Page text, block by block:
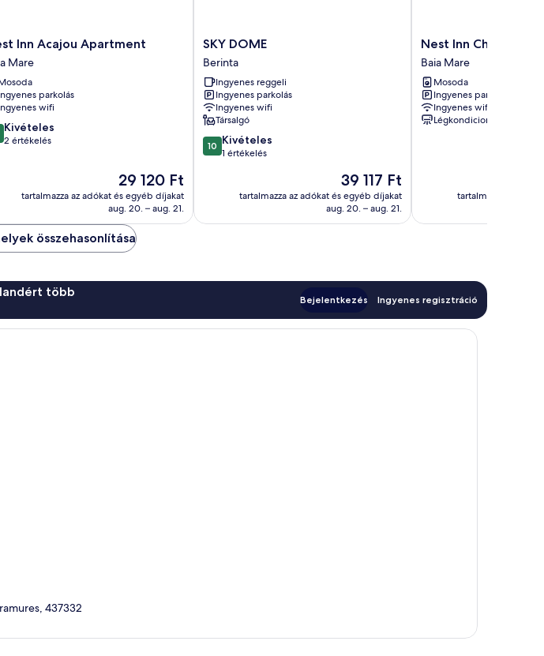
Inn Acajou Apartment
Mare
parkolás
wifi
Kivételes
2 értékelés
Az
ár
29 120 Ft
29 120 Ft
tartalmazza az adókat és egyéb díjakat
aug. 20. – aug. 21.
SKY
DOME
Berinta
SKY DOME
Berinta
Ingyenes reggeli
Ingyenes parkolás
Ingyenes wifi
Társalgó
10.0
ennyiből:
10 Kivételes
1 értékelés
Az
ár
39 117 Ft
39 117 Ft
tartalmazza az adókat és egyéb díjakat
aug. 20. – aug. 21.
Nest
Inn
Charm
Apartment
Baia
Mare
Nest Inn Charm
Baia Mare
Mosoda
Ingyenes parkolás
Ingyenes wifi
Légkondicionálás
tartalmazza az
összehasonlítása
több
Bejelentkezés Ingyenes regisztráció
437332